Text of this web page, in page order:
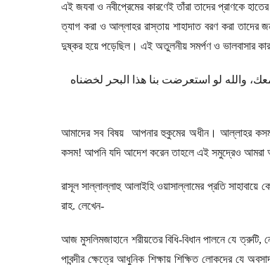
এই জযবা ও নবীপ্রেমের কারণেই তাঁরা তাদের প্রাণকে
ত্যাগ করা ও আল্লাহর রাস্তায় শাহাদাত বরণ করা তাদের
দুষ্কর হয়ে পড়েছিল। এই অতুলনীয় সমর্পণ ও ভালবাসার
والله لو استعرضت بنا هذا البحر لخضناه
আমাদের সব বিষয় আপনার হুকুমের অধীন। আল্লাহর
কসম! আপনি যদি আদেশ করেন তাহলে এই সমুদ্রেও আমরা
রাসূল সাল্লাল্লাহু আলাইহি ওয়াসাল্লামের প্রতি
রাহ. লেখেন-
আজ মুসলিমজাহানে শরীয়তের বিধি-বিধান পালনে যে ত্রুটি,
পাবন্দীর ক্ষেত্রে আধুনিক শিক্ষায় শিক্ষিত লোকদের যে